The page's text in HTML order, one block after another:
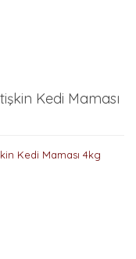
Kedi Maması